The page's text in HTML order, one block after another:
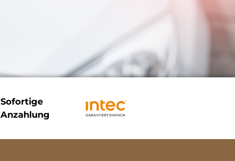
Sofortige
Anzahlung